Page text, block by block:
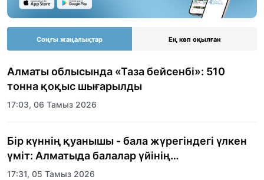
Соңғы жаңалықтар Ең көп оқылған
Алматы облысында «Таза бейсенбі»: 510
тонна қоқыс шығарылды
17:03, 06 Тамыз 2026
Бір күннің қуанышы - бала жүрегіндегі үлкен
үміт: Алматыда балалар үйінің
тәрбиеленушілеріне мерекелік күн
17:31, 05 Тамыз 2026